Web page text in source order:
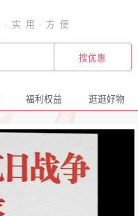
福利权益 逛逛好物